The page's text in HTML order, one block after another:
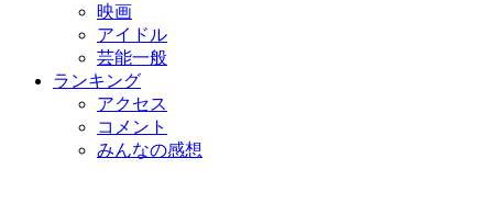
映画
アイドル
芸能一般
ランキング
アクセス
コメント
みんなの感想